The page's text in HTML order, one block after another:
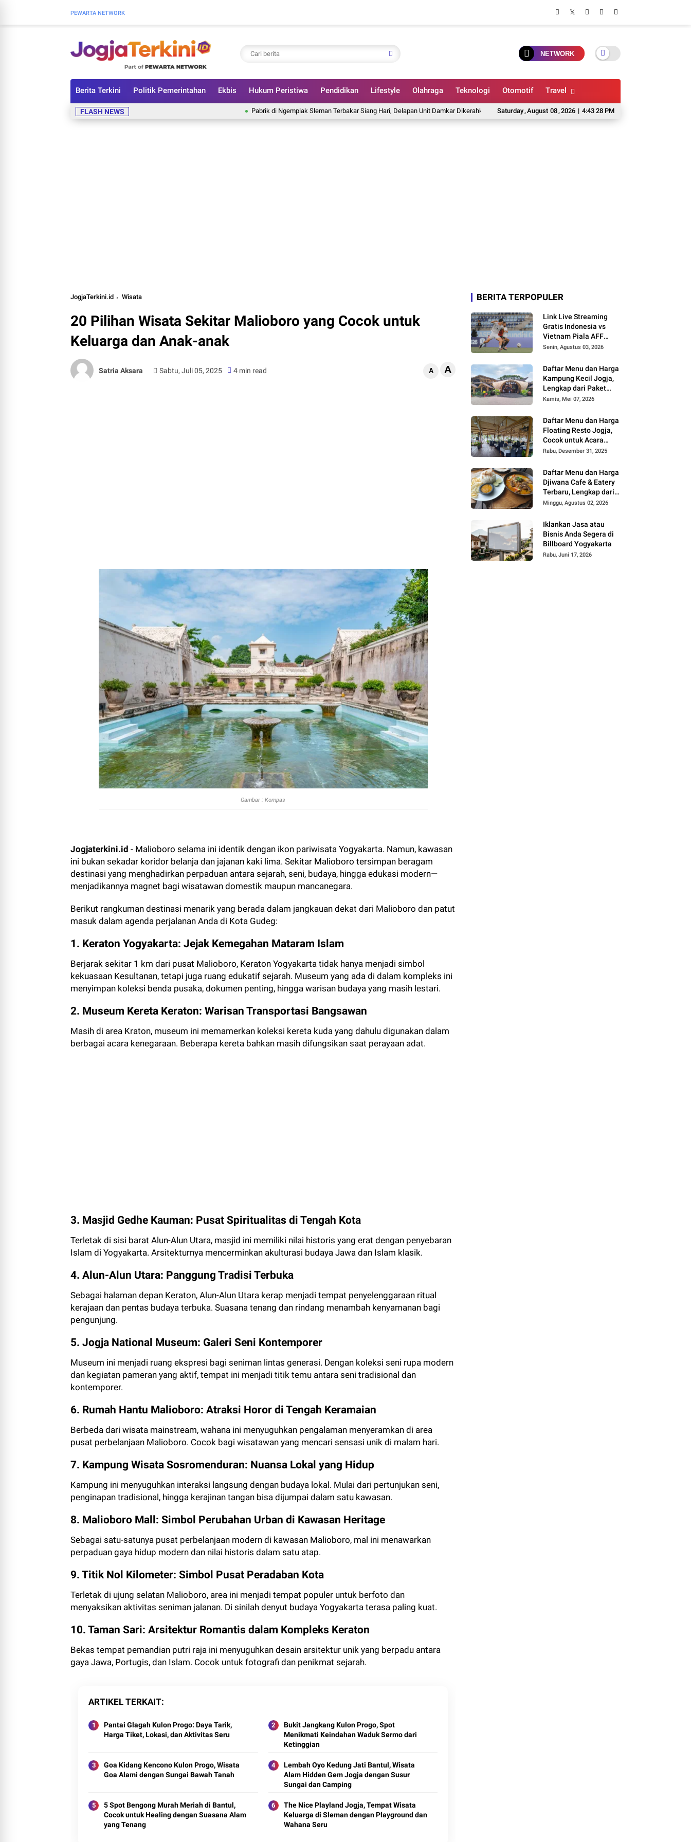
PEWARTA NETWORK
NETWORK
Berita Terkini Politik Pemerintahan Ekbis Hukum Peristiwa Pendidikan Lifestyle Olahraga Teknologi Otomotif Travel
Saturday,August 08,2026 | 4:43 29 PM
FLASH NEWS Pabrik di Ngemplak Sleman Terbakar Siang Hari, Delapan Unit Damkar Dikerahkan Daftar Lengkap Skuad PSS Sleman di Super League 2026/2027, Ada
JogjaTerkini.id Wisata
20 Pilihan Wisata Sekitar Malioboro yang Cocok untuk
Keluarga dan Anak-anak
Satria Aksara Sabtu, Juli 05, 2025 4 min read A A
Gambar : Kompas
Jogjaterkini.id - Malioboro selama ini identik dengan ikon pariwisata Yogyakarta. Namun, kawasan
ini bukan sekadar koridor belanja dan jajanan kaki lima. Sekitar Malioboro tersimpan beragam
destinasi yang menghadirkan perpaduan antara sejarah, seni, budaya, hingga edukasi modern—
menjadikannya magnet bagi wisatawan domestik maupun mancanegara.
Berikut rangkuman destinasi menarik yang berada dalam jangkauan dekat dari Malioboro dan patut
masuk dalam agenda perjalanan Anda di Kota Gudeg:
1. Keraton Yogyakarta: Jejak Kemegahan Mataram Islam
Berjarak sekitar 1 km dari pusat Malioboro, Keraton Yogyakarta tidak hanya menjadi simbol
kekuasaan Kesultanan, tetapi juga ruang edukatif sejarah. Museum yang ada di dalam kompleks ini
menyimpan koleksi benda pusaka, dokumen penting, hingga warisan budaya yang masih lestari.
2. Museum Kereta Keraton: Warisan Transportasi Bangsawan
Masih di area Kraton, museum ini memamerkan koleksi kereta kuda yang dahulu digunakan dalam
berbagai acara kenegaraan. Beberapa kereta bahkan masih difungsikan saat perayaan adat.
3. Masjid Gedhe Kauman: Pusat Spiritualitas di Tengah Kota
Terletak di sisi barat Alun-Alun Utara, masjid ini memiliki nilai historis yang erat dengan penyebaran
Islam di Yogyakarta. Arsitekturnya mencerminkan akulturasi budaya Jawa dan Islam klasik.
4. Alun-Alun Utara: Panggung Tradisi Terbuka
Sebagai halaman depan Keraton, Alun-Alun Utara kerap menjadi tempat penyelenggaraan ritual
kerajaan dan pentas budaya terbuka. Suasana tenang dan rindang menambah kenyamanan bagi
pengunjung.
5. Jogja National Museum: Galeri Seni Kontemporer
Museum ini menjadi ruang ekspresi bagi seniman lintas generasi. Dengan koleksi seni rupa modern
dan kegiatan pameran yang aktif, tempat ini menjadi titik temu antara seni tradisional dan
kontemporer.
6. Rumah Hantu Malioboro: Atraksi Horor di Tengah Keramaian
Berbeda dari wisata mainstream, wahana ini menyuguhkan pengalaman menyeramkan di area
pusat perbelanjaan Malioboro. Cocok bagi wisatawan yang mencari sensasi unik di malam hari.
7. Kampung Wisata Sosromenduran: Nuansa Lokal yang Hidup
Kampung ini menyuguhkan interaksi langsung dengan budaya lokal. Mulai dari pertunjukan seni,
penginapan tradisional, hingga kerajinan tangan bisa dijumpai dalam satu kawasan.
8. Malioboro Mall: Simbol Perubahan Urban di Kawasan Heritage
Sebagai satu-satunya pusat perbelanjaan modern di kawasan Malioboro, mal ini menawarkan
perpaduan gaya hidup modern dan nilai historis dalam satu atap.
9. Titik Nol Kilometer: Simbol Pusat Peradaban Kota
Terletak di ujung selatan Malioboro, area ini menjadi tempat populer untuk berfoto dan
menyaksikan aktivitas seniman jalanan. Di sinilah denyut budaya Yogyakarta terasa paling kuat.
10. Taman Sari: Arsitektur Romantis dalam Kompleks Keraton
Bekas tempat pemandian putri raja ini menyuguhkan desain arsitektur unik yang berpadu antara
gaya Jawa, Portugis, dan Islam. Cocok untuk fotografi dan penikmat sejarah.
ARTIKEL TERKAIT
Pantai Glagah Kulon Progo: Daya Tarik,
Harga Tiket, Lokasi, dan Aktivitas Seru
Bukit Jangkang Kulon Progo, Spot
Menikmati Keindahan Waduk Sermo dari
Ketinggian
Goa Kidang Kencono Kulon Progo, Wisata
Goa Alami dengan Sungai Bawah Tanah
Lembah Oyo Kedung Jati Bantul, Wisata
Alam Hidden Gem Jogja dengan Susur
Sungai dan Camping
5 Spot Bengong Murah Meriah di Bantul,
Cocok untuk Healing dengan Suasana Alam
yang Tenang
The Nice Playland Jogja, Tempat Wisata
Keluarga di Sleman dengan Playground dan
Wahana Seru
BERITA TERPOPULER
Link Live Streaming
Gratis Indonesia vs
Vietnam Piala AFF
2026
Senin, Agustus 03, 2026
Daftar Menu dan Harga
Kampung Kecil Jogja,
Lengkap dari Paket
Nasi hingga Minuman
Kamis, Mei 07, 2026
Daftar Menu dan Harga
Floating Resto Jogja,
Cocok untuk Acara
Keluarga dan
Rabu, Desember 31, 2025
Daftar Menu dan Harga
Djiwana Cafe & Eatery
Terbaru, Lengkap dari
Croissant, Pizza hingga
Minggu, Agustus 02, 2026
Iklankan Jasa atau
Bisnis Anda Segera di
Billboard Yogyakarta
Rabu, Juni 17, 2026